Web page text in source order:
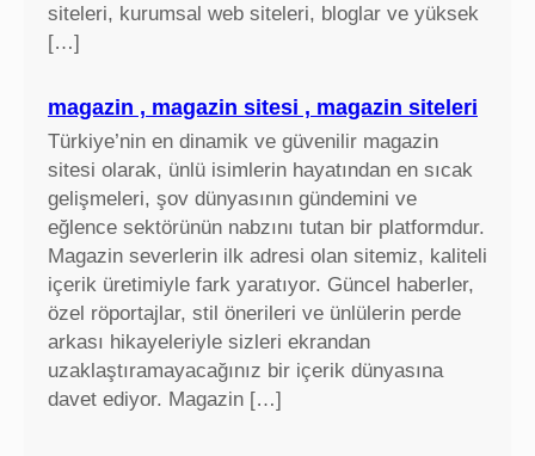
siteleri, kurumsal web siteleri, bloglar ve yüksek
[…]
magazin , magazin sitesi , magazin siteleri
Türkiye’nin en dinamik ve güvenilir magazin
sitesi olarak, ünlü isimlerin hayatından en sıcak
gelişmeleri, şov dünyasının gündemini ve
eğlence sektörünün nabzını tutan bir platformdur.
Magazin severlerin ilk adresi olan sitemiz, kaliteli
içerik üretimiyle fark yaratıyor. Güncel haberler,
özel röportajlar, stil önerileri ve ünlülerin perde
arkası hikayeleriyle sizleri ekrandan
uzaklaştıramayacağınız bir içerik dünyasına
davet ediyor. Magazin […]